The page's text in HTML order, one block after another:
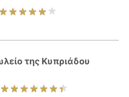
της Κυπριάδου